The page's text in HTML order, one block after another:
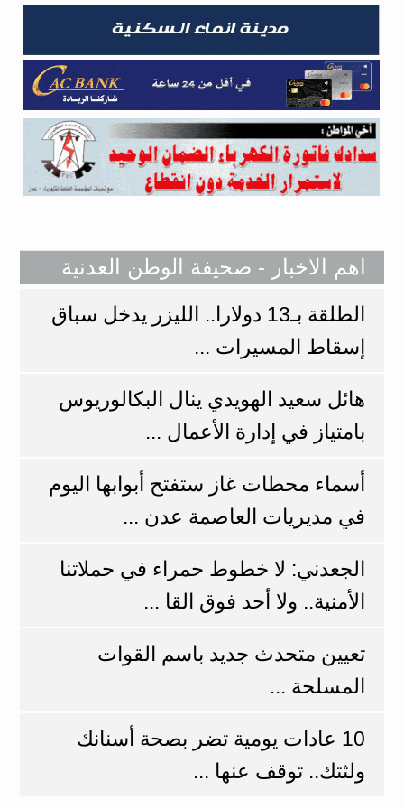
اهم الاخبار - صحيفة الوطن العدنية
الطلقة بـ13 دولارا.. الليزر يدخل سباق
إسقاط المسيرات ...
هائل سعيد الهويدي ينال البكالوريوس
بامتياز في إدارة الأعمال ...
أسماء محطات غاز ستفتح أبوابها اليوم
في مديريات العاصمة عدن ...
الجعدني: لا خطوط حمراء في حملاتنا
الأمنية.. ولا أحد فوق القا ...
تعيين متحدث جديد باسم القوات
المسلحة ...
10 عادات يومية تضر بصحة أسنانك
ولثتك.. توقف عنها ...